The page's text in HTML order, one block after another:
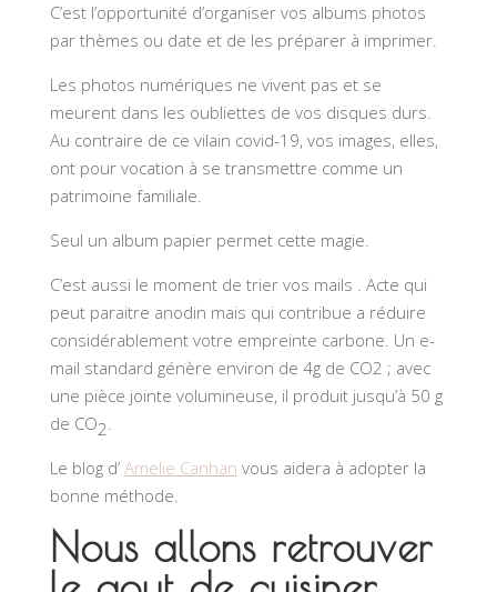
C’est l’opportunité d’organiser vos albums photos
par thèmes ou date et de les préparer à imprimer.
Les photos numériques ne vivent pas et se
meurent dans les oubliettes de vos disques durs.
Au contraire de ce vilain covid-19, vos images, elles,
ont pour vocation à se transmettre comme un
patrimoine familiale.
Seul un album papier permet cette magie.
C’est aussi le moment de trier vos mails . Acte qui
peut paraitre anodin mais qui contribue a réduire
considérablement votre empreinte carbone. Un e-
mail standard génère environ de 4g de CO2 ; avec
une pièce jointe volumineuse, il produit jusqu’à 50 g
de CO2.
Le blog d’ Amelie Canhan vous aidera à adopter la
bonne méthode.
Nous allons retrouver